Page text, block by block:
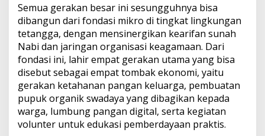
Semua gerakan besar ini sesungguhnya bisa
dibangun dari fondasi mikro di tingkat lingkungan
tetangga, dengan mensinergikan kearifan sunah
Nabi dan jaringan organisasi keagamaan. Dari
fondasi ini, lahir empat gerakan utama yang bisa
disebut sebagai empat tombak ekonomi, yaitu
gerakan ketahanan pangan keluarga, pembuatan
pupuk organik swadaya yang dibagikan kepada
warga, lumbung pangan digital, serta kegiatan
volunter untuk edukasi pemberdayaan praktis.